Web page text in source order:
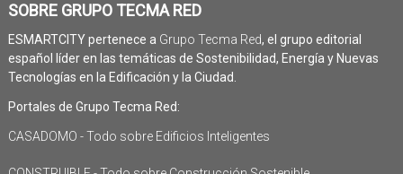
SOBRE GRUPO TECMA RED
ESMARTCITY pertenece a Grupo Tecma Red, el grupo editorial
español líder en las temáticas de Sostenibilidad, Energía y Nuevas
Tecnologías en la Edificación y la Ciudad.
Portales de Grupo Tecma Red:
CASADOMO - Todo sobre Edificios Inteligentes